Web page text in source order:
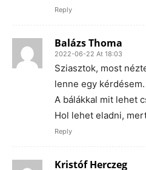
Reply
Balázs Thoma
2022-06-22 At 18:03
Sziasztok, most
lenne egy kérdésem.
A bálákkal mit lehet
Hol lehet eladni,
Reply
Kristóf Herczeg